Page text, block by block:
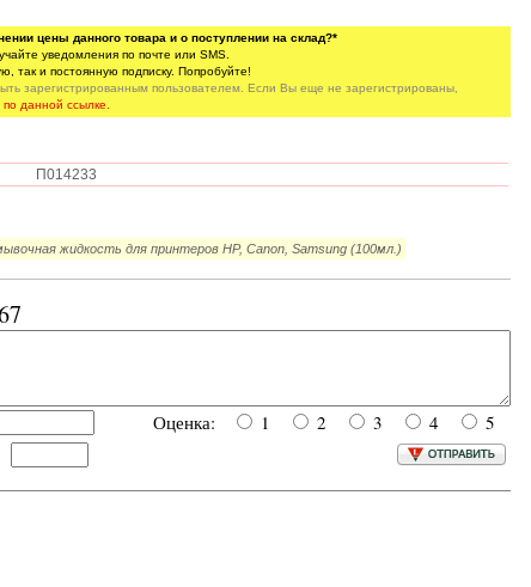
цены данного товара и о поступлении на склад?*
уведомления по почте или SMS.
так и постоянную подписку. Попробуйте!
зарегистрированным пользователем. Если Вы еще не зарегистрированы,
по данной ссылке.
П014233
жидкость для принтеров HP, Canon, Samsung (100мл.)
Оценка: 1 2 3 4
5